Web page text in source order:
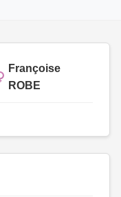
Françoise
ROBE